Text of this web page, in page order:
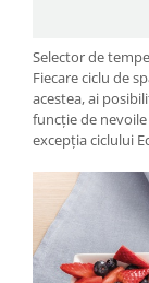
Selector de
Fiecare ciclu de
acestea, ai
funcție de
excepția ciclului